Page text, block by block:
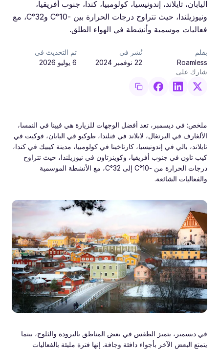
اليابان، تايلاند، إندونيسيا، كولومبيا، كندا، جنوب أفريقيا،
ونيوزيلندا، حيث تتراوح درجات الحرارة بين -10°C و32°C، مع
فعاليات موسمية وأنشطة في الهواء الطلق.
بقلم
Roamless
نُشر في
22 نوفمبر 2024
تم التحديث في
6 يوليو 2026
شارك على
ملخص: في ديسمبر، تعد أفضل الوجهات للزيارة هي فيينا في النمسا،
الألغارف في البرتغال، لابلاند في فنلندا، طوكيو في اليابان، فوكيت في
تايلاند، بالي في إندونيسيا، كارتاخينا في كولومبيا، مدينة كيبيك في كندا،
كيب تاون في جنوب أفريقيا، وكوينزتاون في نيوزيلندا، حيث تتراوح
درجات الحرارة من -10°C إلى 32°C، مع الأنشطة الموسمية
والفعاليات الشائعة.
في ديسمبر، يتميز الطقس في بعض المناطق بالبرودة والثلوج، بينما
يتمتع البعض الآخر بأجواء دافئة وجافة. إنها فترة مليئة بالفعاليات